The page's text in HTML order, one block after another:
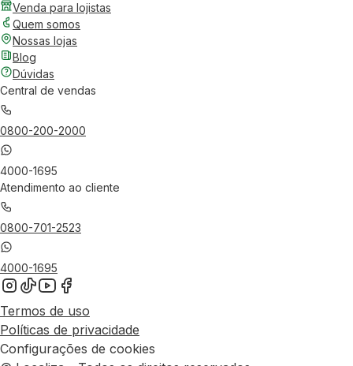
Venda para lojistas
Quem somos
Nossas lojas
Blog
Dúvidas
Central de vendas
0800-200-2000
4000-1695
Atendimento ao cliente
0800-701-2523
4000-1695
Termos de uso
Políticas de privacidade
Configurações de cookies